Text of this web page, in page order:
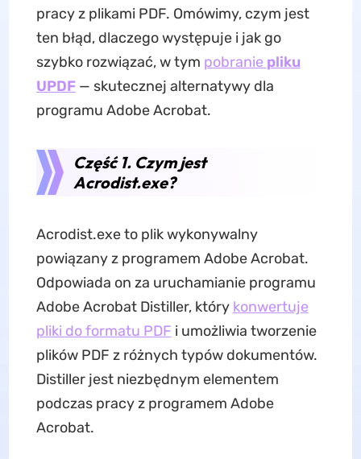
pracy z plikami PDF. Omówimy, czym jest
ten błąd, dlaczego występuje i jak go
szybko rozwiązać, w tym pobranie pliku
UPDF— skutecznej alternatywy dla
programu Adobe Acrobat.
Część 1. Czym jest
Acrodist.exe?
Acrodist.exe to plik wykonywalny
powiązany z programem Adobe Acrobat.
Odpowiada on za uruchamianie programu
Adobe Acrobat Distiller, który konwertuje
pliki do formatu PDF i umożliwia tworzenie
plików PDF z różnych typów dokumentów.
Distiller jest niezbędnym elementem
podczas pracy z programem Adobe
Acrobat.